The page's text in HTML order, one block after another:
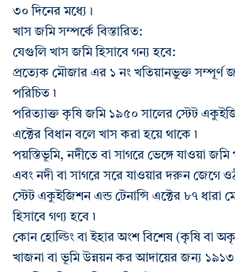
৩০ দিনের মধ্যে।
খাস জমি সম্পর্কে বিস্তারিত:
যেগুলি খাস জমি হিসাবে গন্য হবে:
প্রত্যেক মৌজার এর ১ নং খতিয়ানভুক্ত সম্পূর্ণ
পরিচিত ৷
পরিত্যাক্ত কৃষি জমি ১৯৫০ সালের স্টেট
এক্টের বিধান বলে খাস করা হয়ে থাকে ৷
পয়স্তিভূমি, নদীতে বা সাগরে ভেঙ্গে যাওয়া
এবং নদী বা সাগরে সরে যাওয়ার দরুন জেগে
স্টেট একুইজিশন এন্ড টেনান্সি এক্টের ৮৭ ধারা
হিসাবে গণ্য হবে ৷
কোন হোল্ডিং বা ইহার অংশ বিশেষ (কৃষি বা
খাজনা বা ভূমি উন্নয়ন কর আদায়ের জন্য ১৯১৩